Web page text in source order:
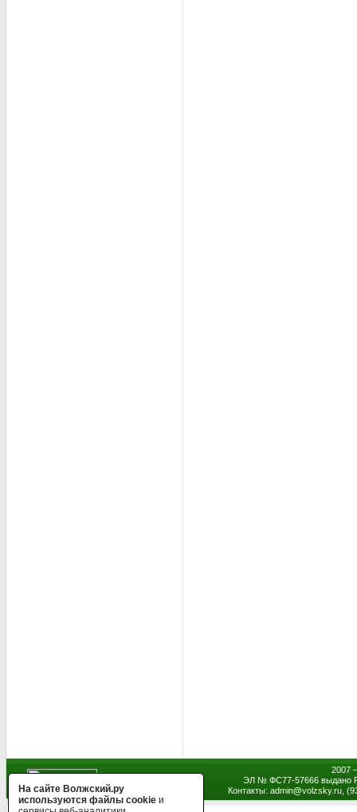
2007
ЭЛ № ФС77-57666 выдано
Контакты: admin@volzsky.ru,
На сайте Волжский.ру
используются файлы cookie и